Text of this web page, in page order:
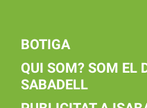
BOTIGA
QUI SOM? SOM EL
SABADELL